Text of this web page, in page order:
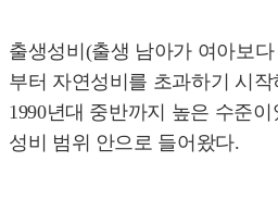
출생성비(출생 남아가 여아보
부터 자연성비를 초과하기 시
1990년대 중반까지 높은 수준
성비 범위 안으로 들어왔다.